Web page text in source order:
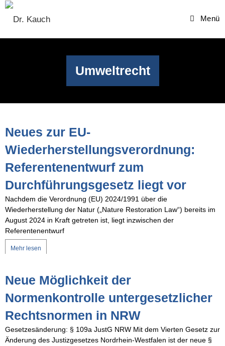
Menü
Umweltrecht
Neues zur EU-
Wiederherstellungsverordnung:
Referentenentwurf zum
Durchführungsgesetz liegt vor
Nachdem die Verordnung (EU) 2024/1991 über die
Wiederherstellung der Natur („Nature Restoration Law“) bereits im
August 2024 in Kraft getreten ist, liegt inzwischen der
Referentenentwurf
Mehr lesen
Neue Möglichkeit der
Normenkontrolle untergesetzlicher
Rechtsnormen in NRW
Gesetzesänderung: § 109a JustG NRW Mit dem Vierten Gesetz zur
Änderung des Justizgesetzes Nordrhein-Westfalen ist der neue §